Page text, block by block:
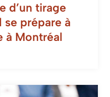
d’un tirage
se prépare à
à Montréal